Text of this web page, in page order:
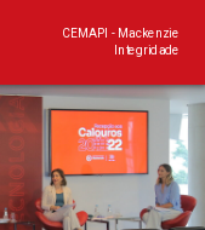
CEMAPI - Mackenzie
Integridade